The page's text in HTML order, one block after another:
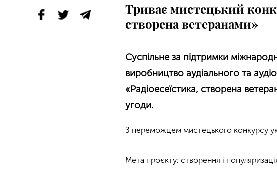
Триває мистецький
створена ветеранами»
Суспільне за підтримки
виробництво аудіального та
«Радіоесеїстика, створена
угоди.
З переможцем мистецького конкурсу
Мета проєкту: створення і